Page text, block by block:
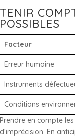
TENIR
POSSIBLES
Facteur
Erreur humaine
Instruments
Conditions
Prendre en compte
d’imprécision. En